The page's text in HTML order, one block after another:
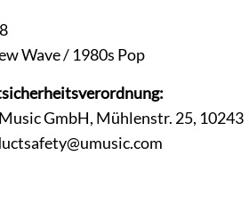
Wave / 1980s Pop
GmbH, Mühlenstr. 25, 10243